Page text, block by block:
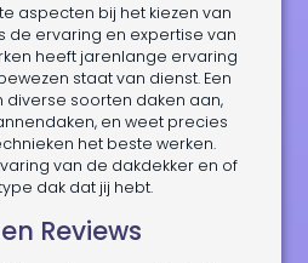
aspecten bij het kiezen van
de ervaring en expertise van
heeft jarenlange ervaring
staat van dienst. Een
diverse soorten daken aan,
en weet precies
het beste werken.
van de dakdekker en of
dak dat jij hebt.
Reviews